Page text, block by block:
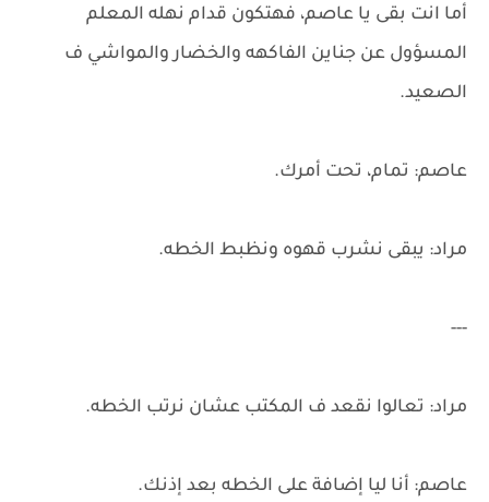
أما انت بقى يا عاصم، فهتكون قدام نهله المعلم
المسؤول عن جناين الفاكهه والخضار والمواشي ف
الصعيد.
عاصم: تمام، تحت أمرك.
مراد: يبقى نشرب قهوه ونظبط الخطه.
---
مراد: تعالوا نقعد ف المكتب عشان نرتب الخطه.
عاصم: أنا ليا إضافة على الخطه بعد إذنك.